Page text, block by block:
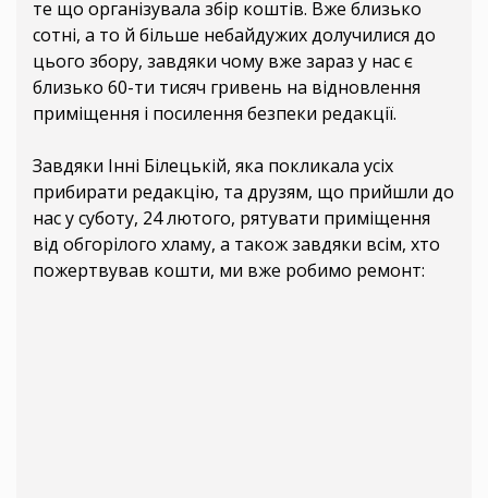
те що організувала збір коштів. Вже близько
сотні, а то й більше небайдужих долучилися до
цього збору, завдяки чому вже зараз у нас є
близько 60-ти тисяч гривень на відновлення
приміщення і посилення безпеки редакції.
Завдяки Інні Білецькій, яка покликала усіх
прибирати редакцію, та друзям, що прийшли до
нас у суботу, 24 лютого, рятувати приміщення
від обгорілого хламу, а також завдяки всім, хто
пожертвував кошти, ми вже робимо ремонт: